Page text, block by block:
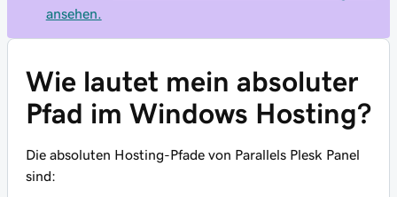
ansehen.
Wie lautet mein absoluter
Pfad im Windows Hosting?
Die absoluten Hosting-Pfade von Parallels Plesk Panel
sind: